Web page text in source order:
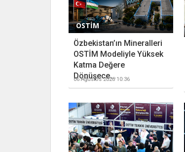
OSTİM
Özbekistan’ın Mineralleri
OSTİM Modeliyle Yüksek
Katma Değere
Dönüşece...
06 Ağustos 2026 10:36